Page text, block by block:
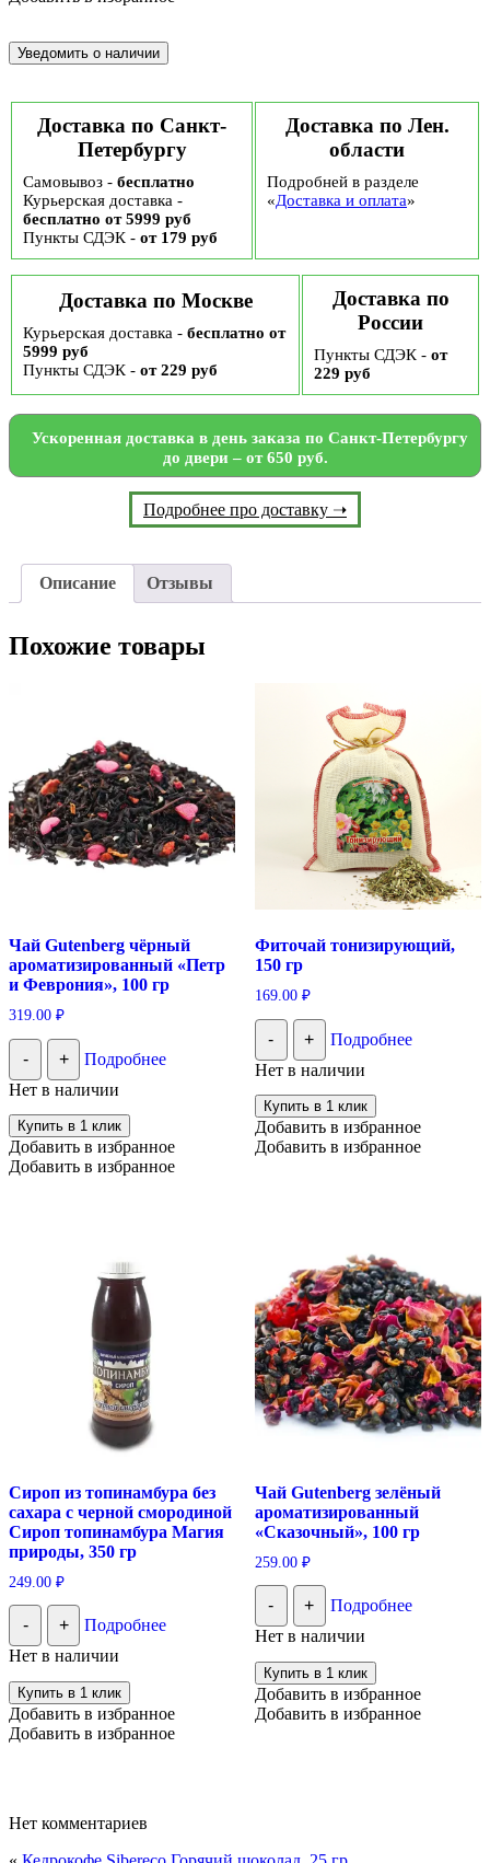
Доставка по Санкт-
Петербургу
Самовывоз - бесплатно
Курьерская доставка -
бесплатно от 5999 руб
Пункты СДЭК - от 179 руб
Доставка по Лен.
области
Подробней в разделе
«Доставка и оплата»
Доставка по Москве
Курьерская доставка - бесплатно от
5999 руб
Пункты СДЭК - от 229 руб
Доставка по
России
Пункты СДЭК - от
229 руб
Ускоренная доставка в день заказа по Санкт-Петербургу
до двери – от 650 руб.
Подробнее про доставку ➝
Описание Отзывы
Похожие товары
Чай Gutenberg чёрный
ароматизированный «Петр
и Феврония», 100 гр
319.00 ₽
- +
Подробнее
Нет в наличии
Купить в 1 клик
Добавить в избранное
Добавить в избранное
Фиточай тонизирующий,
150 гр
169.00 ₽
- +
Подробнее
Нет в наличии
Купить в 1 клик
Добавить в избранное
Добавить в избранное
Сироп из топинамбура без
сахара с черной смородиной
Сироп топинамбура Магия
природы, 350 гр
249.00 ₽
- +
Подробнее
Нет в наличии
Купить в 1 клик
Добавить в избранное
Добавить в избранное
Чай Gutenberg зелёный
ароматизированный
«Сказочный», 100 гр
259.00 ₽
- +
Подробнее
Нет в наличии
Купить в 1 клик
Добавить в избранное
Добавить в избранное
Нет комментариев